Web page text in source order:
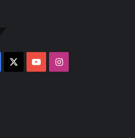
Facebook YouTubeInstagram